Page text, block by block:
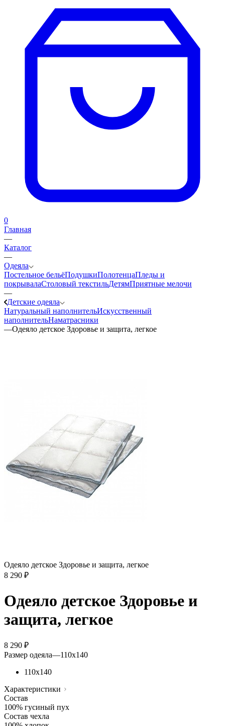
0
Главная
—
Каталог
—
Одеяла
Постельное бельёПодушкиПолотенцаПледы и
покрывалаСтоловый текстильДетямПриятные мелочи
—
Детские одеяла
Натуральный наполнительИскуcственный
наполнительНаматрасники
—Одеяло детское Здоровье и защита, легкое
Одеяло детское Здоровье и защита, легкое
8 290 ₽
Одеяло детское Здоровье и
защита, легкое
8 290 ₽
Размер одеяла—110х140
110х140
Характеристики
Состав
100% гусиный пух
Состав чехла